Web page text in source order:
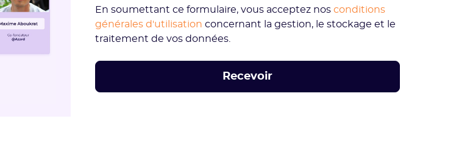
En soumettant ce formulaire, vous acceptez nosconditions
générales d'utilisation concernant la gestion, le stockage et le
traitement de vos données.